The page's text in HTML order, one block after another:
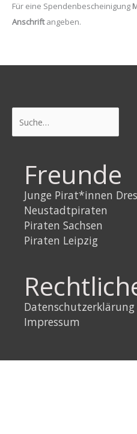
Für eine Spendenbescheinigung
Anschriftangeben.
Freunde
Junge Pirat*innen
Neustadtpiraten
Piraten Sachsen
Piraten Leipzig
Datenschutzerklärung
Impressum